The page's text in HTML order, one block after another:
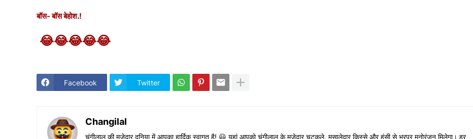
बॉस- बॉस बेहोश.!
😂😂😂😂😂
Facebook Twitter
Changilal
चंगीलाल की मज़ेदार दुनिया में आपका हार्दिक स्वागत है! 😃 यहां आपको चंगीलाल के मजेदार चुटकुले, मसालेदार किस्से और हंसी से भरपूर मनोरंजन मिलेगा। हर